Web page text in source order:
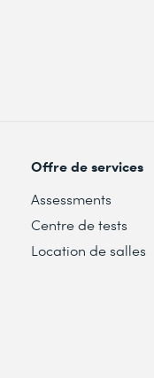
Offre de services
Assessments
Centre de tests
Location de salles